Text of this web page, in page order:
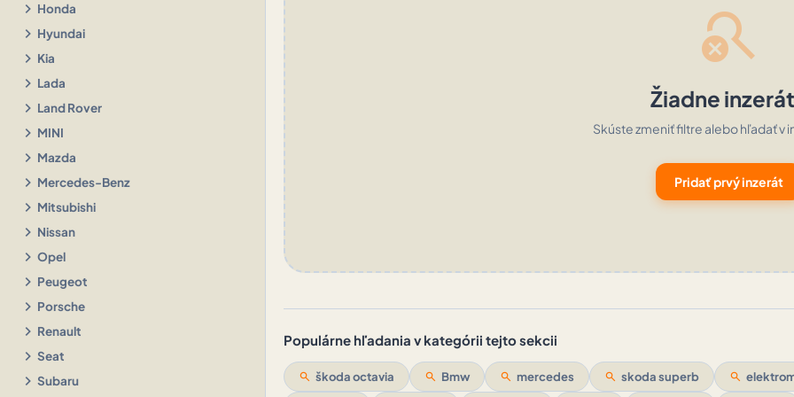
chevron_right Honda
chevron_right Hyundai
chevron_right Kia
chevron_right Lada
chevron_right Land Rover
chevron_right MINI
chevron_right Mazda
chevron_right Mercedes-Benz
chevron_right Mitsubishi
chevron_right Nissan
chevron_right Opel
chevron_right Peugeot
chevron_right Porsche
chevron_right Renault
chevron_right Seat
chevron_right Subaru
search_off
Žiadne
Skúste zmeniť filtre alebo hľadať v
Pridať prvý inzerát
Populárne hľadania v kategórii tejto sekcii
search škoda octavia search Bmw search mercedes search skoda superb search